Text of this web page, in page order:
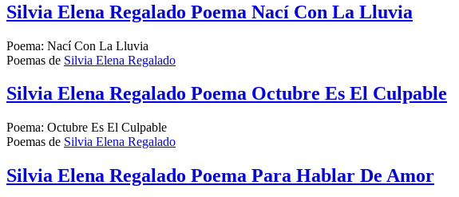
Silvia Elena Regalado Poema Nací Con La Lluvia
Poema: Nací Con La Lluvia
Poemas de Silvia Elena Regalado
Silvia Elena Regalado Poema Octubre Es El Culpable
Poema: Octubre Es El Culpable
Poemas de Silvia Elena Regalado
Silvia Elena Regalado Poema Para Hablar De Amor